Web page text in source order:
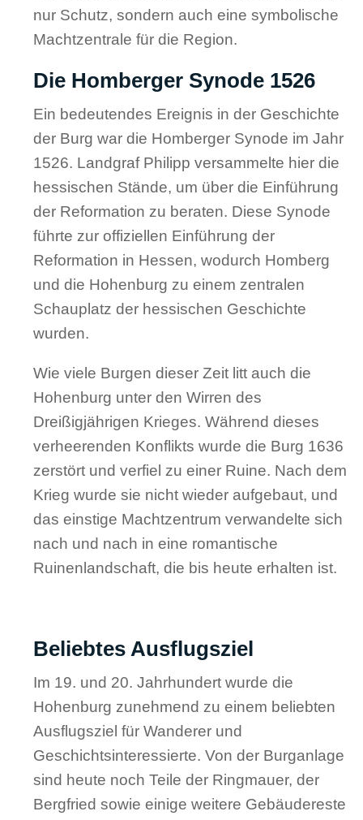
nur Schutz, sondern auch eine symbolische
Machtzentrale für die Region.
Die Homberger Synode 1526
Ein bedeutendes Ereignis in der Geschichte
der Burg war die Homberger Synode im Jahr
1526. Landgraf Philipp versammelte hier die
hessischen Stände, um über die Einführung
der Reformation zu beraten. Diese Synode
führte zur offiziellen Einführung der
Reformation in Hessen, wodurch Homberg
und die Hohenburg zu einem zentralen
Schauplatz der hessischen Geschichte
wurden.
Wie viele Burgen dieser Zeit litt auch die
Hohenburg unter den Wirren des
Dreißigjährigen Krieges. Während dieses
verheerenden Konflikts wurde die Burg 1636
zerstört und verfiel zu einer Ruine. Nach dem
Krieg wurde sie nicht wieder aufgebaut, und
das einstige Machtzentrum verwandelte sich
nach und nach in eine romantische
Ruinenlandschaft, die bis heute erhalten ist.
Beliebtes Ausflugsziel
Im 19. und 20. Jahrhundert wurde die
Hohenburg zunehmend zu einem beliebten
Ausflugsziel für Wanderer und
Geschichtsinteressierte. Von der Burganlage
sind heute noch Teile der Ringmauer, der
Bergfried sowie einige weitere Gebäudereste